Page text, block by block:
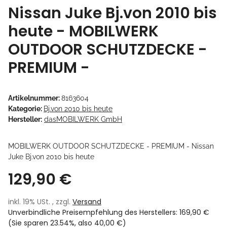
Nissan Juke Bj.von 2010 bis
heute - MOBILWERK
OUTDOOR SCHUTZDECKE -
PREMIUM -
Artikelnummer:8163604
Kategorie: Bj.von 2010 bis heute
Hersteller: dasMOBILWERK GmbH
MOBILWERK OUTDOOR SCHUTZDECKE - PREMIUM - Nissan
Juke Bj.von 2010 bis heute
129,90 €
inkl. 19% USt. , zzgl. Versand
Unverbindliche Preisempfehlung des Herstellers: 169,90 €
(Sie sparen 23.54%, also 40,00 €)